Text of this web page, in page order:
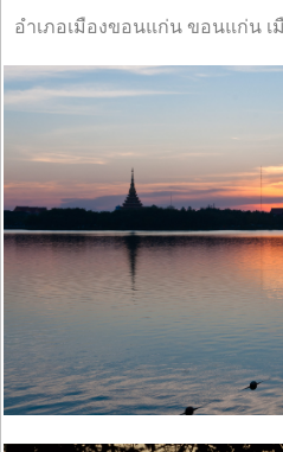
อำเภอเมืองขอนแก่น ขอนแก่น